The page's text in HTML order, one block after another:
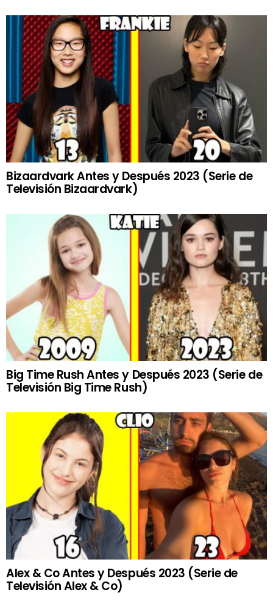
Bizaardvark Antes y Después 2023 (Serie de
Televisión Bizaardvark)
Big Time Rush Antes y Después 2023 (Serie de
Televisión Big Time Rush)
Alex & Co Antes y Después 2023 (Serie de
Televisión Alex & Co)